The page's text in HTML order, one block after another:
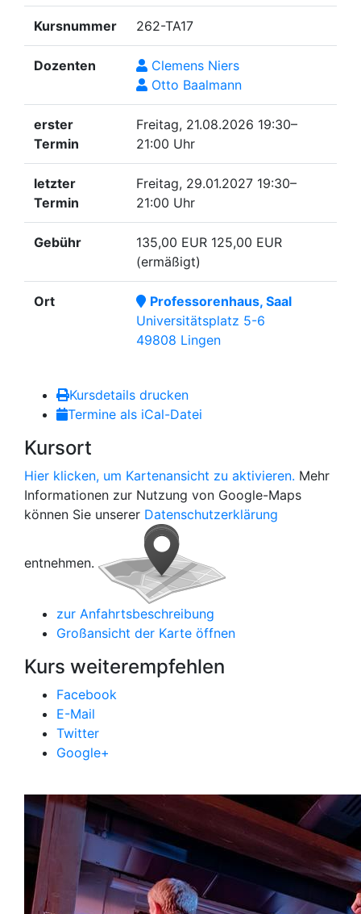
Kursnummer 262-TA17
Dozenten
Clemens Niers
Otto Baalmann
erster
Termin
Freitag, 21.08.2026 19:30–
21:00 Uhr
letzter
Termin
Freitag, 29.01.2027 19:30–
21:00 Uhr
Gebühr 135,00 EUR 125,00 EUR
(ermäßigt)
Ort
Professorenhaus, Saal
Universitätsplatz 5-6
49808 Lingen
Kursdetails drucken
Termine als iCal-Datei
Kursort
Hier klicken, um Kartenansicht zu aktivieren. Mehr
Informationen zur Nutzung von Google-Maps
können Sie unserer Datenschutzerklärung
entnehmen.
zur Anfahrtsbeschreibung
Großansicht der Karte öffnen
Kurs weiterempfehlen
Facebook
E-Mail
Twitter
Google+